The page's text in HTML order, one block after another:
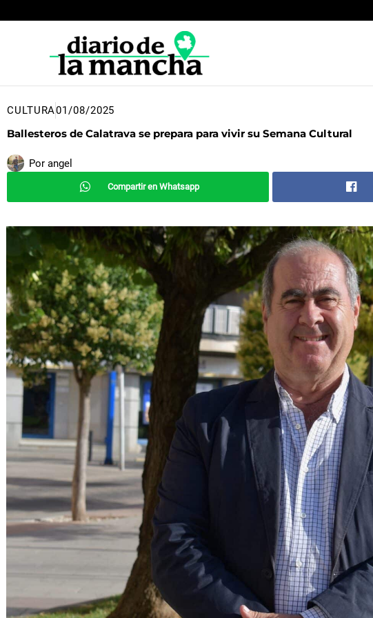
al
CULTURA01/08/2025
Ballesteros de Calatrava se prepara para vivir su Semana Cultural
Por angel
Compartir en Whatsapp